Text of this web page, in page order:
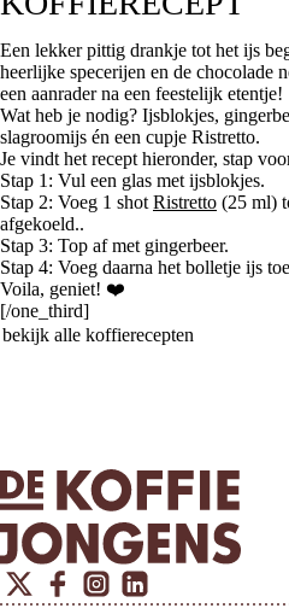
Een lekker pittig drankje tot het ijs
heerlijke specerijen en de chocolade
een aanrader na een feestelijk etentje!
Wat heb je nodig? Ijsblokjes,
slagroomijs én een cupje Ristretto.
Je vindt het recept hieronder, stap
Stap 1: Vul een glas met ijsblokjes.
Stap 2: Voeg 1 shot Ristretto (25 ml)
afgekoeld..
Stap 3: Top af met gingerbeer.
Stap 4: Voeg daarna het bolletje ijs
Voila, geniet! ❤️
[/one_third]
bekijk alle koffierecepten
Twitter FacebookInstagramLinkedin